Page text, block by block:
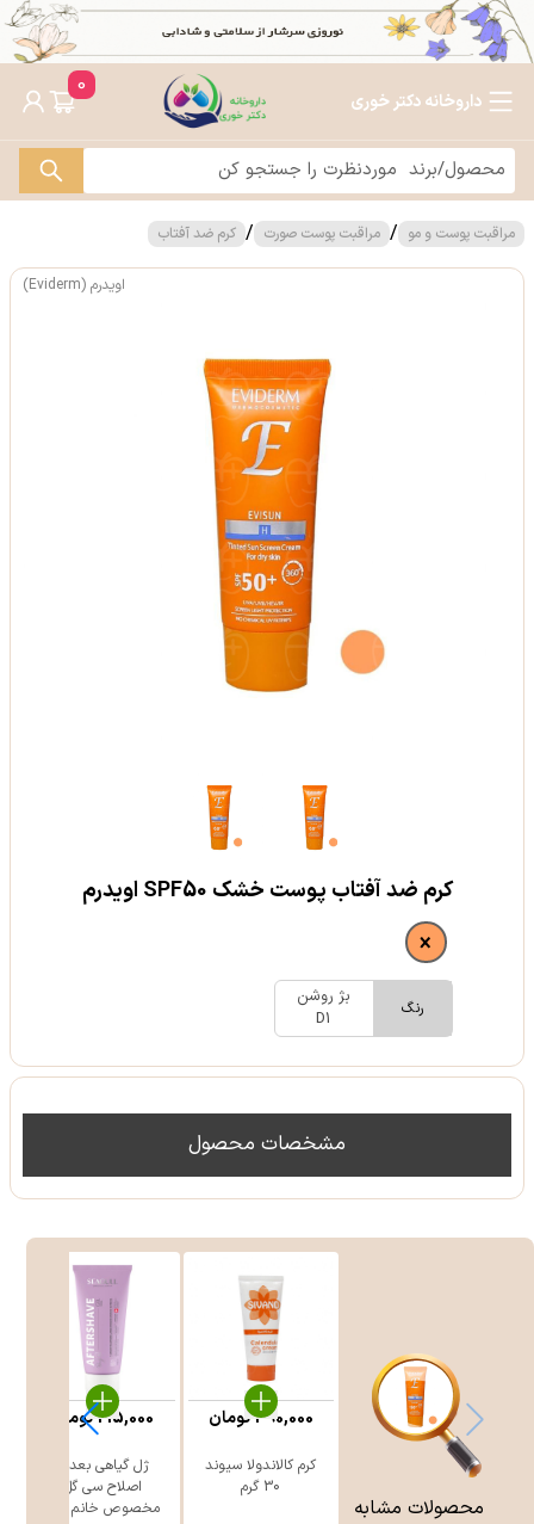
داروخانه دکتر خوری
0
مراقبت پوست و مو / مراقبت پوست صورت / کرم ضد آفتاب
اویدرم (Eviderm)
کرم ضد آفتاب پوست خشک SPF50 اویدرم
رنگ
بژ روشن
D1
مشخصات محصول
محصولات مشابه
کرم کالاندولا سیوند
30 گرم
390,000تومان
ژل گیاهی بعد از
اصلاح سی گل
مخصوص خانم ه ...
215,000تومان